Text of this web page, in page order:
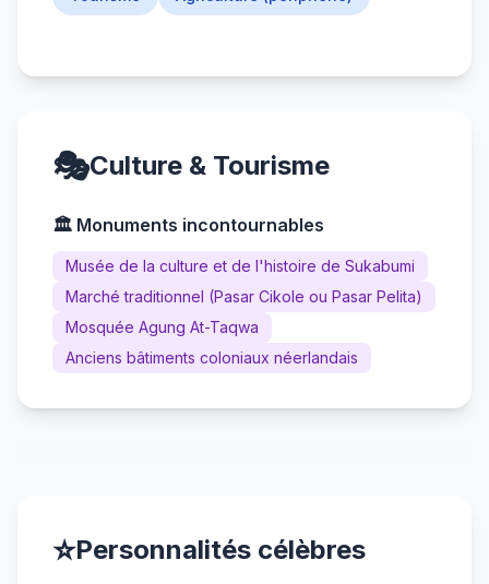
🎭Culture & Tourisme
🏛️ Monuments incontournables
Musée de la culture et de l'histoire de Sukabumi
Marché traditionnel (Pasar Cikole ou Pasar Pelita)
Mosquée Agung At-Taqwa
Anciens bâtiments coloniaux néerlandais
⭐Personnalités célèbres